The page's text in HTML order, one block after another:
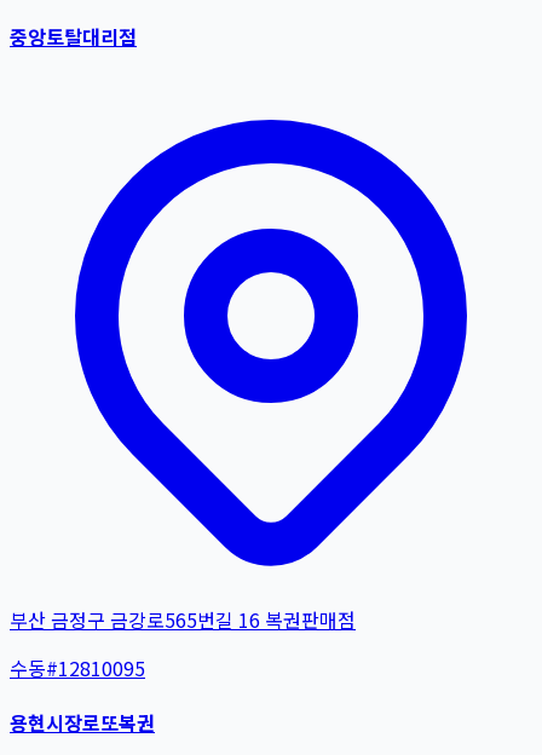
중앙토탈대리점
부산 금정구 금강로565번길 16 복권판매점
수동#12810095
용현시장로또복권